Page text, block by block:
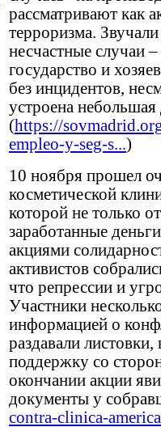
рассматривают как
терроризма.
несчастные случаи
государство и
без инцидентов,
устроена
(https://
empleo-y-seg-s...)
10 ноября прошел
косметической
которой не только
заработанные
акциями
активистов
что репрессии и
Участники
информацией о
раздавали
поддержку со
окончании акции
документы у
contra-clinica-